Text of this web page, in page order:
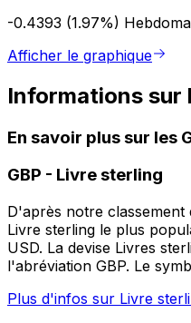
-0.4393 (1.97%)
Afficher le graphique
Informations sur
En savoir plus sur les
GBP - Livre sterling
D'après notre classement
Livre sterling le plus
USD. La devise Livres
l'abréviation GBP. Le
Plus d'infos sur Livre